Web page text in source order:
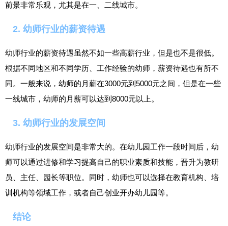
前景非常乐观，尤其是在一、二线城市。
2. 幼师行业的薪资待遇
幼师行业的薪资待遇虽然不如一些高薪行业，但是也不是很低。
根据不同地区和不同学历、工作经验的幼师，薪资待遇也有所不
同。一般来说，幼师的月薪在3000元到5000元之间，但是在一些
一线城市，幼师的月薪可以达到8000元以上。
3. 幼师行业的发展空间
幼师行业的发展空间是非常大的。在幼儿园工作一段时间后，幼
师可以通过进修和学习提高自己的职业素质和技能，晋升为教研
员、主任、园长等职位。同时，幼师也可以选择在教育机构、培
训机构等领域工作，或者自己创业开办幼儿园等。
结论